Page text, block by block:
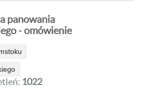
panowania
- omówienie
1022